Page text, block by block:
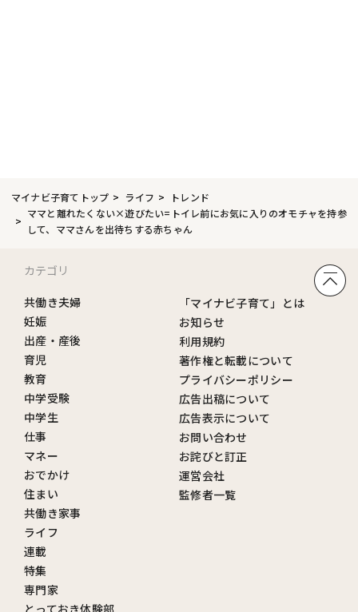
マイナビ子育てトップ ライフ
トレンド
ママと離れたくない×遊びたい=トイレ前にお気に入りのオモチャを持参
して、ママさんを出待ちする赤ちゃん
カテゴリ
共働き夫婦
妊娠
出産・産後
育児
教育
中学受験
中学生
仕事
マネー
おでかけ
住まい
共働き家事
ライフ
連載
特集
専門家
「マイナビ子育て」とは
お知らせ
利用規約
著作権と転載について
プライバシーポリシー
広告出稿について
広告表示について
お問い合わせ
お詫びと訂正
運営会社
監修者一覧